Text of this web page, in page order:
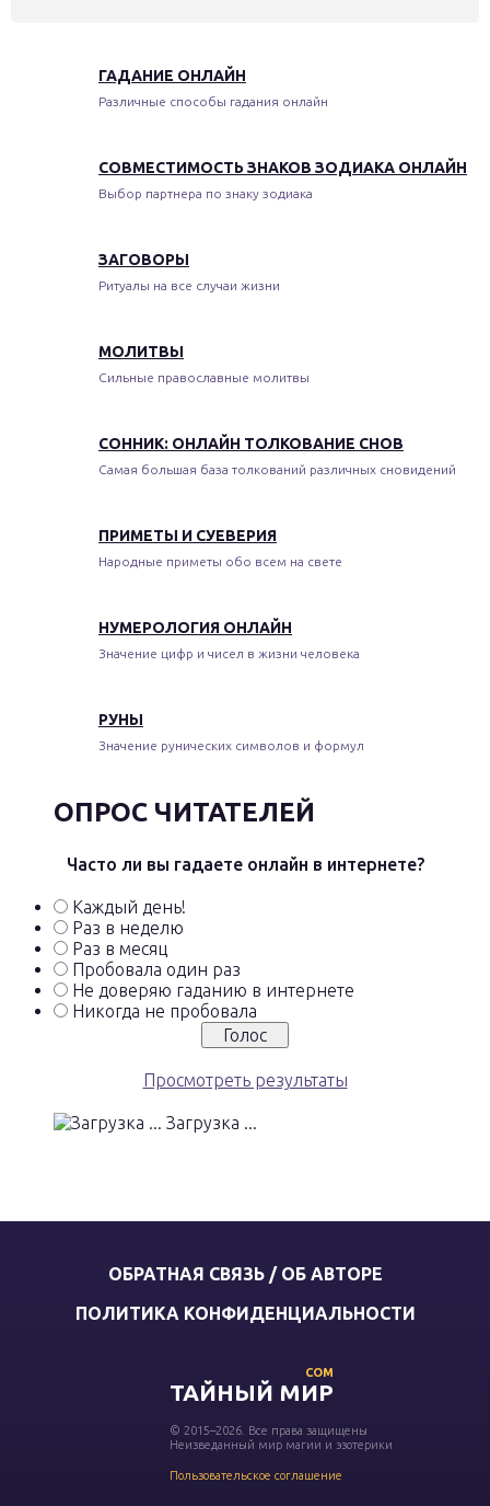
ГАДАНИЕ ОНЛАЙН
Различные способы гадания онлайн
СОВМЕСТИМОСТЬ ЗНАКОВ ЗОДИАКА ОНЛАЙН
Выбор партнера по знаку зодиака
ЗАГОВОРЫ
Ритуалы на все случаи жизни
МОЛИТВЫ
Сильные православные молитвы
СОННИК: ОНЛАЙН ТОЛКОВАНИЕ СНОВ
Самая большая база толкований различных сновидений
ПРИМЕТЫ И СУЕВЕРИЯ
Народные приметы обо всем на свете
НУМЕРОЛОГИЯ ОНЛАЙН
Значение цифр и чисел в жизни человека
РУНЫ
Значение рунических символов и формул
ОПРОС ЧИТАТЕЛЕЙ
Часто ли вы гадаете онлайн в интернете?
Каждый день!
Раз в неделю
Раз в месяц
Пробовала один раз
Не доверяю гаданию в интернете
Никогда не пробовала
Просмотреть результаты
Загрузка ...
ОБРАТНАЯ СВЯЗЬ / ОБ АВТОРЕ
ПОЛИТИКА КОНФИДЕНЦИАЛЬНОСТИ
ТАЙНЫЙ МИР
COM
© 2015–2026. Все права защищены
Неизведанный мир магии и эзотерики
Пользовательское соглашение